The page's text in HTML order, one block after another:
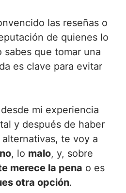
las reseñas o
de quienes lo
sabes que tomar una
es clave para evitar
mi experiencia
y después de haber
te voy a
, lo malo, y, sobre
merece la pena o es
otra opción.